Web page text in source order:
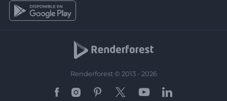
Renderforest © 2013 - 2026